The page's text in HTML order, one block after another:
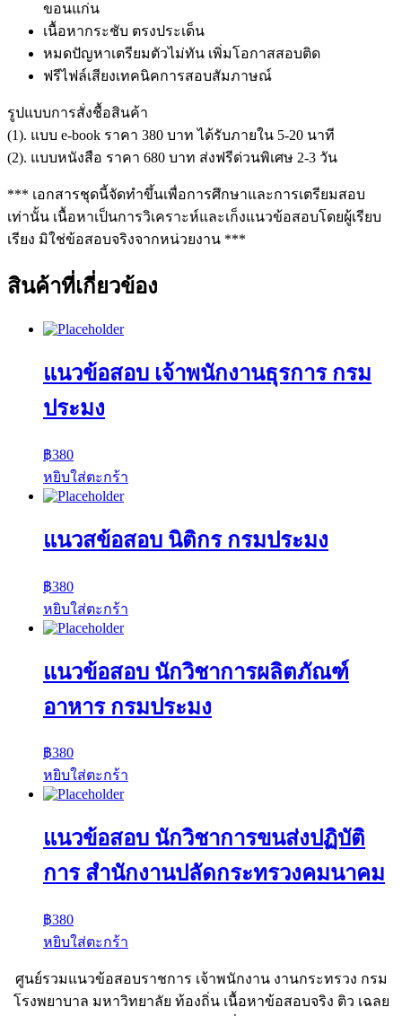
ขอนแก่น
เนื้อหากระชับ ตรงประเด็น
หมดปัญหาเตรียมตัวไม่ทัน เพิ่มโอกาสสอบติด
ฟรีไฟล์เสียงเทคนิคการสอบสัมภาษณ์
รูปแบบการสั่งชื้อสินค้า
(1). แบบ e-book ราคา 380 บาท ได้รับภายใน 5-20 นาที
(2). แบบหนังสือ ราคา 680 บาท ส่งฟรีด่วนพิเศษ 2-3 วัน
*** เอกสารชุดนี้จัดทำขึ้นเพื่อการศึกษาและการเตรียมสอบ
เท่านั้น เนื้อหาเป็นการวิเคราะห์และเก็งแนวข้อสอบโดยผู้เรียบ
เรียง มิใช่ข้อสอบจริงจากหน่วยงาน ***
สินค้าที่เกี่ยวข้อง
แนวข้อสอบ เจ้าพนักงานธุรการ กรม
ประมง
฿380
หยิบใส่ตะกร้า
แนวสข้อสอบ นิติกร กรมประมง
฿380
หยิบใส่ตะกร้า
แนวข้อสอบ นักวิชาการผลิตภัณฑ์
อาหาร กรมประมง
฿380
หยิบใส่ตะกร้า
แนวข้อสอบ นักวิชาการขนส่งปฏิบัติ
การ สำนักงานปลัดกระทรวงคมนาคม
฿380
หยิบใส่ตะกร้า
ศูนย์รวมแนวข้อสอบราชการ เจ้าพนักงาน งานกระทรวง กรม
โรงพยาบาล มหาวิทยาลัย ท้องถิ่น เนื้อหาข้อสอบจริง ติว เฉลย